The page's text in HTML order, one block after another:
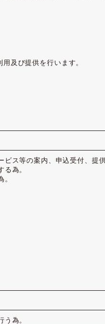
及び提供を行います。
ス等の案内、申込受付、提供
為。
為。